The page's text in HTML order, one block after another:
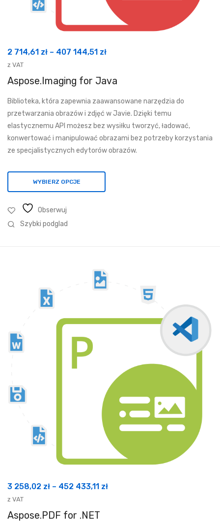
2 714,61 zł – 407 144,51 złZakres
od
714,61 zł
407
144,51 zł
z VAT
Aspose.Imaging for Java
Biblioteka, która zapewnia zaawansowane narzędzia do
przetwarzania obrazów i zdjęć w Javie. Dzięki temu
elastycznemu API możesz bez wysiłku tworzyć, ładować,
konwertować i manipulować obrazami bez potrzeby korzystania
ze specjalistycznych edytorów obrazów.
WYBIERZ OPCJE
Obserwuj
Szybki podglad
3 258,02 zł – 452 433,11 złZakres
z VAT
Aspose.PDF for .NET